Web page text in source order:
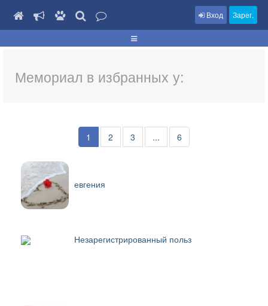
Вход Зарег.
Мемориал в избранных у:
1 2 3 ... 6
евгения
Незарегистрированный польз